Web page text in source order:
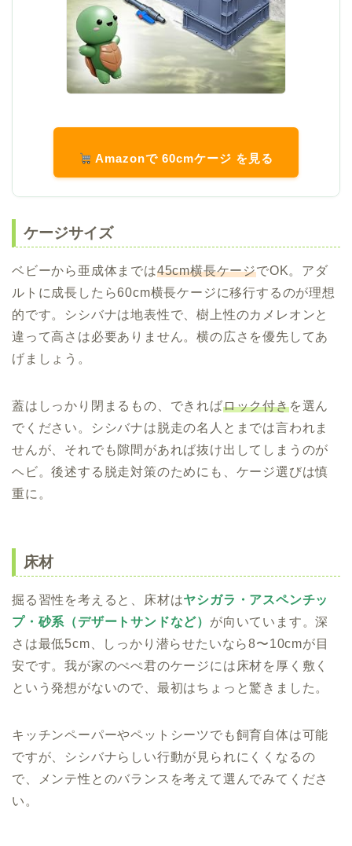
Amazonで 60cmケージ を見る
ケージサイズ
ベビーから亜成体までは45cm横長ケージでOK。アダ
ルトに成長したら60cm横長ケージに移行するのが理想
的です。シシバナは地表性で、樹上性のカメレオンと
違って高さは必要ありません。横の広さを優先してあ
げましょう。
蓋はしっかり閉まるもの、できればロック付きを選ん
でください。シシバナは脱走の名人とまでは言われま
せんが、それでも隙間があれば抜け出してしまうのが
ヘビ。後述する脱走対策のためにも、ケージ選びは慎
重に。
床材
掘る習性を考えると、床材はヤシガラ・アスペンチッ
プ・砂系（デザートサンドなど） が向いています。深
さは最低5cm、しっかり潜らせたいなら8〜10cmが目
安です。我が家のぺぺ君のケージには床材を厚く敷く
という発想がないので、最初はちょっと驚きました。
キッチンペーパーやペットシーツでも飼育自体は可能
ですが、シシバナらしい行動が見られにくくなるの
で、メンテ性とのバランスを考えて選んでみてくださ
い。